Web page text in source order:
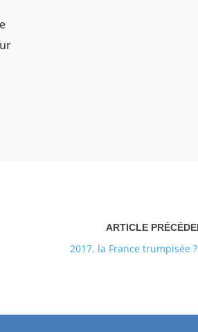
2017, la France trumpisée ?